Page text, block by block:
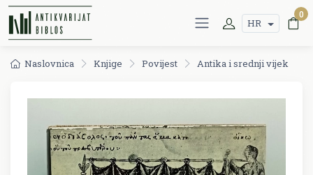
HR
0
Naslovnica Knjige Povijest Antika i srednji vijek